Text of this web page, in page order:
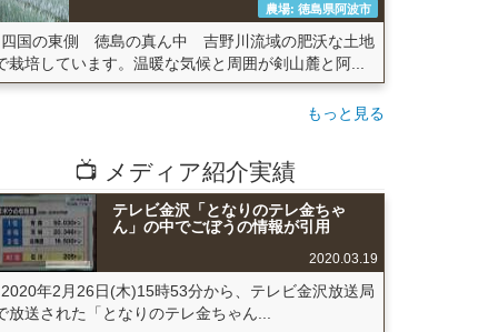
農場: 徳島県阿波市
四国の東側 徳島の真ん中 吉野川流域の肥沃な土地
栽培しています。温暖な気候と周囲が剣山麓と阿...
もっと見る
📺 メディア紹介実績
テレビ金沢「となりのテレ金ちゃ
ん」の中でごぼうの情報が引用
2020.03.19
2020年2月26日(木)15時53分から、テレビ金沢放送局
放送された「となりのテレ金ちゃん...